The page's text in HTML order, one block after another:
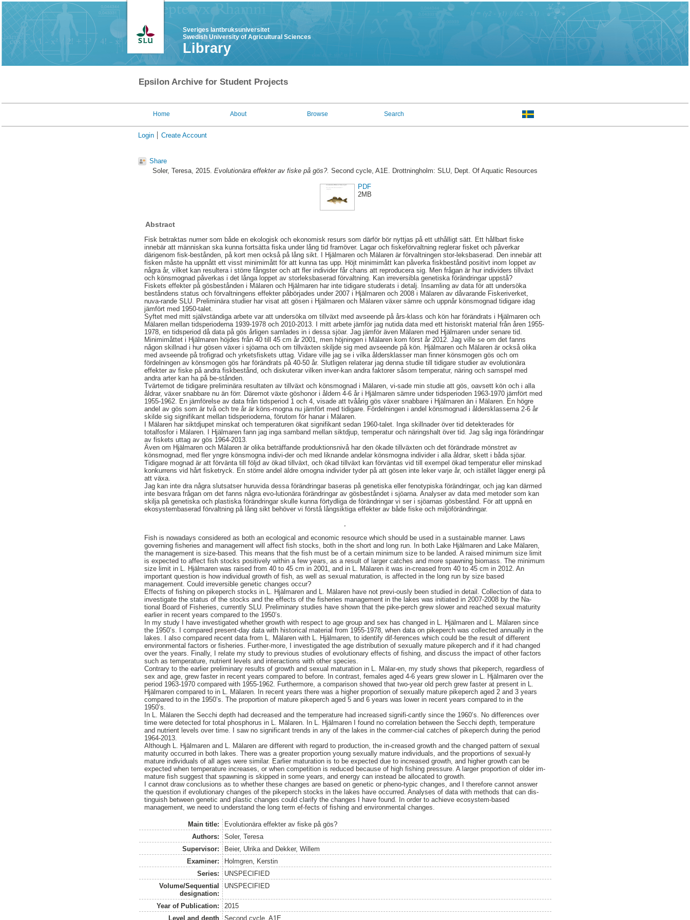
Sveriges lantbruksuniversitet
Swedish University of Agricultural Sciences
Library
Epsilon Archive for Student Projects
Home About Browse Search
Login Create Account
Share
Soler, Teresa, 2015. Evolutionära effekter av fiske på gös?. Second cycle, A1E. Drottningholm: SLU, Dept. Of Aquatic Resources
PDF
2MB
Abstract
Fisk betraktas numer som både en ekologisk och ekonomisk resurs som därför bör nyttjas på ett uthålligt sätt. Ett hållbart fiske
innebär att människan ska kunna fortsätta fiska under lång tid framöver. Lagar och fiskeförvaltning reglerar fisket och påverkar
därigenom fisk-bestånden, på kort men också på lång sikt. I Hjälmaren och Mälaren är förvaltningen stor-leksbaserad. Den innebär att
fisken måste ha uppnått ett visst minimimått för att kunna tas upp. Höjt minimimått kan påverka fiskbestånd positivt inom loppet av
några år, vilket kan resultera i större fångster och att fler individer får chans att reproducera sig. Men frågan är hur individers tillväxt
och könsmognad påverkas i det långa loppet av storleksbaserad förvaltning. Kan irreversibla genetiska förändringar uppstå?
Fiskets effekter på gösbestånden i Mälaren och Hjälmaren har inte tidigare studerats i detalj. Insamling av data för att undersöka
beståndens status och förvaltningens effekter påbörjades under 2007 i Hjälmaren och 2008 i Mälaren av dåvarande Fiskeriverket,
nuva-rande SLU. Preliminära studier har visat att gösen i Hjälmaren och Mälaren växer sämre och uppnår könsmognad tidigare idag
jämfört med 1950-talet.
Syftet med mitt självständiga arbete var att undersöka om tillväxt med avseende på års-klass och kön har förändrats i Hjälmaren och
Mälaren mellan tidsperioderna 1939-1978 och 2010-2013. I mitt arbete jämför jag nutida data med ett historiskt material från åren 1955-
1978, en tidsperiod då data på gös årligen samlades in i dessa sjöar. Jag jämför även Mälaren med Hjälmaren under senare tid.
Minimimåttet i Hjälmaren höjdes från 40 till 45 cm år 2001, men höjningen i Mälaren kom först år 2012. Jag ville se om det fanns
någon skillnad i hur gösen växer i sjöarna och om tillväxten skiljde sig med avseende på kön. Hjälmaren och Mälaren är också olika
med avseende på trofigrad och yrketsfiskets uttag. Vidare ville jag se i vilka åldersklasser man finner könsmogen gös och om
fördelningen av könsmogen gös har förändrats på 40-50 år. Slutligen relaterar jag denna studie till tidigare studier av evolutionära
effekter av fiske på andra fiskbestånd, och diskuterar vilken inver-kan andra faktorer såsom temperatur, näring och samspel med
andra arter kan ha på be-stånden.
Tvärtemot de tidigare preliminära resultaten av tillväxt och könsmognad i Mälaren, vi-sade min studie att gös, oavsett kön och i alla
åldrar, växer snabbare nu än förr. Däremot växte göshonor i åldern 4-6 år i Hjälmaren sämre under tidsperioden 1963-1970 jämfört med
1955-1962. En jämförelse av data från tidsperiod 1 och 4, visade att tvåårig gös växer snabbare i Hjälmaren än i Mälaren. En högre
andel av gös som är två och tre år är köns-mogna nu jämfört med tidigare. Fördelningen i andel könsmognad i åldersklasserna 2-6 år
skilde sig signifikant mellan tidsperioderna, förutom för hanar i Mälaren.
I Mälaren har siktdjupet minskat och temperaturen ökat signifikant sedan 1960-talet. Inga skillnader över tid detekterades för
totalfosfor i Mälaren. I Hjälmaren fann jag inga samband mellan siktdjup, temperatur och näringshalt över tid. Jag såg inga förändringar
av fiskets uttag av gös 1964-2013.
Även om Hjälmaren och Mälaren är olika beträffande produktionsnivå har den ökade tillväxten och det förändrade mönstret av
könsmognad, med fler yngre könsmogna indivi-der och med liknande andelar könsmogna individer i alla åldrar, skett i båda sjöar.
Tidigare mognad är att förvänta till följd av ökad tillväxt, och ökad tillväxt kan förväntas vid till exempel ökad temperatur eller minskad
konkurrens vid hårt fisketryck. En större andel äldre omogna individer tyder på att gösen inte leker varje år, och istället lägger energi på
att växa.
Jag kan inte dra några slutsatser huruvida dessa förändringar baseras på genetiska eller fenotypiska förändringar, och jag kan därmed
inte besvara frågan om det fanns några evo-lutionära förändringar av gösbeståndet i sjöarna. Analyser av data med metoder som kan
skilja på genetiska och plastiska förändringar skulle kunna förtydliga de förändringar vi ser i sjöarnas gösbestånd. För att uppnå en
ekosystembaserad förvaltning på lång sikt behöver vi förstå långsiktiga effekter av både fiske och miljöförändringar.
Fish is nowadays considered as both an ecological and economic resource which should be used in a sustainable manner. Laws
governing fisheries and management will affect fish stocks, both in the short and long run. In both Lake Hjälmaren and Lake Mälaren,
the management is size-based. This means that the fish must be of a certain minimum size to be landed. A raised minimum size limit
is expected to affect fish stocks positively within a few years, as a result of larger catches and more spawning biomass. The minimum
size limit in L. Hjälmaren was raised from 40 to 45 cm in 2001, and in L. Mälaren it was in-creased from 40 to 45 cm in 2012. An
important question is how individual growth of fish, as well as sexual maturation, is affected in the long run by size based
management. Could irreversible genetic changes occur?
Effects of fishing on pikeperch stocks in L. Hjälmaren and L. Mälaren have not previ-ously been studied in detail. Collection of data to
investigate the status of the stocks and the effects of the fisheries management in the lakes was initiated in 2007-2008 by the Na-
tional Board of Fisheries, currently SLU. Preliminary studies have shown that the pike-perch grew slower and reached sexual maturity
earlier in recent years compared to the 1950’s.
In my study I have investigated whether growth with respect to age group and sex has changed in L. Hjälmaren and L. Mälaren since
the 1950’s. I compared present-day data with historical material from 1955-1978, when data on pikeperch was collected annually in the
lakes. I also compared recent data from L. Mälaren with L. Hjälmaren, to identify dif-ferences which could be the result of different
environmental factors or fisheries. Further-more, I investigated the age distribution of sexually mature pikeperch and if it had changed
over the years. Finally, I relate my study to previous studies of evolutionary effects of fishing, and discuss the impact of other factors
such as temperature, nutrient levels and interactions with other species.
Contrary to the earlier preliminary results of growth and sexual maturation in L. Mälar-en, my study shows that pikeperch, regardless of
sex and age, grew faster in recent years compared to before. In contrast, females aged 4-6 years grew slower in L. Hjälmaren over the
period 1963-1970 compared with 1955-1962. Furthermore, a comparison showed that two-year old perch grew faster at present in L.
Hjälmaren compared to in L. Mälaren. In recent years there was a higher proportion of sexually mature pikeperch aged 2 and 3 years
compared to in the 1950’s. The proportion of mature pikeperch aged 5 and 6 years was lower in recent years compared to in the
1950’s.
In L. Mälaren the Secchi depth had decreased and the temperature had increased signifi-cantly since the 1960’s. No differences over
time were detected for total phosphorus in L. Mälaren. In L. Hjälmaren I found no correlation between the Secchi depth, temperature
and nutrient levels over time. I saw no significant trends in any of the lakes in the commer-cial catches of pikeperch during the period
1964-2013.
Although L. Hjälmaren and L. Mälaren are different with regard to production, the in-creased growth and the changed pattern of sexual
maturity occurred in both lakes. There was a greater proportion young sexually mature individuals, and the proportions of sexual-ly
mature individuals of all ages were similar. Earlier maturation is to be expected due to increased growth, and higher growth can be
expected when temperature increases, or when competition is reduced because of high fishing pressure. A larger proportion of older im-
mature fish suggest that spawning is skipped in some years, and energy can instead be allocated to growth.
I cannot draw conclusions as to whether these changes are based on genetic or pheno-typic changes, and I therefore cannot answer
the question if evolutionary changes of the pikeperch stocks in the lakes have occurred. Analyses of data with methods that can dis-
tinguish between genetic and plastic changes could clarify the changes I have found. In order to achieve ecosystem-based
management, we need to understand the long term ef-fects of fishing and environmental changes.
Main title:
Evolutionära effekter av fiske på gös?
Authors:
Soler, Teresa
Supervisor:
Beier, Ulrikaand Dekker, Willem
Examiner:
Holmgren, Kerstin
Series:
UNSPECIFIED
Volume/Sequential
designation:
UNSPECIFIED
Year of Publication:
2015
Level and depth
Second cycle, A1E